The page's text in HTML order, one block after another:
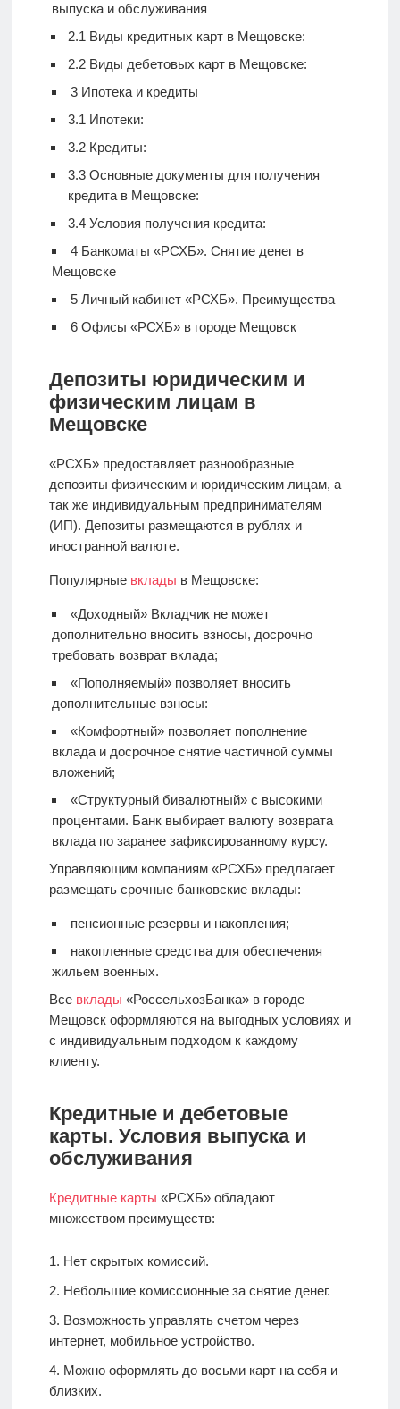
выпуска и обслуживания
2.1Виды кредитных карт в Мещовске:
2.2Виды дебетовых карт в Мещовске:
3Ипотека и кредиты
3.1Ипотеки:
3.2Кредиты:
3.3Основные документы для получения
кредита в Мещовске:
3.4Условия получения кредита:
4Банкоматы «РСХБ». Снятие денег в
Мещовске
5Личный кабинет «РСХБ». Преимущества
6Офисы «РСХБ» в городе Мещовск
Депозиты юридическим и
физическим лицам в
Мещовске
«РСХБ» предоставляет разнообразные
депозиты физическим и юридическим лицам, а
так же индивидуальным предпринимателям
(ИП). Депозиты размещаются в рублях и
иностранной валюте.
Популярные вклады в Мещовске:
«Доходный» Вкладчик не может
дополнительно вносить взносы, досрочно
требовать возврат вклада;
«Пополняемый» позволяет вносить
дополнительные взносы:
«Комфортный» позволяет пополнение
вклада и досрочное снятие частичной суммы
вложений;
«Структурный бивалютный» с высокими
процентами. Банк выбирает валюту возврата
вклада по заранее зафиксированному курсу.
Управляющим компаниям «РСХБ» предлагает
размещать срочные банковские вклады:
пенсионные резервы и накопления;
накопленные средства для обеспечения
жильем военных.
Все вклады «РоссельхозБанка» в городе
Мещовск оформляются на выгодных условиях и
с индивидуальным подходом к каждому
клиенту.
Кредитные и дебетовые
карты. Условия выпуска и
обслуживания
Кредитные карты «РСХБ» обладают
множеством преимуществ:
Нет скрытых комиссий.
Небольшие комиссионные за снятие денег.
Возможность управлять счетом через
интернет, мобильное устройство.
Можно оформлять до восьми карт на себя и
близких.